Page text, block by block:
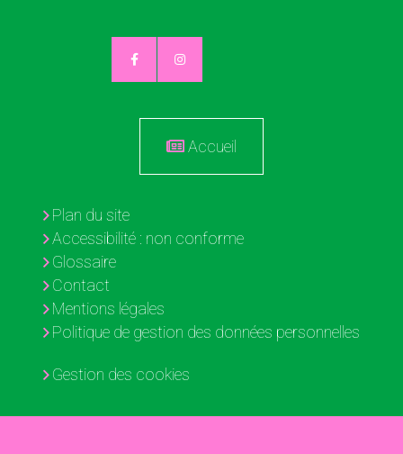
Accueil
Plan du site
Accessibilité : non conforme
Glossaire
Contact
Mentions légales
Politique de gestion des données personnelles
Gestion des cookies